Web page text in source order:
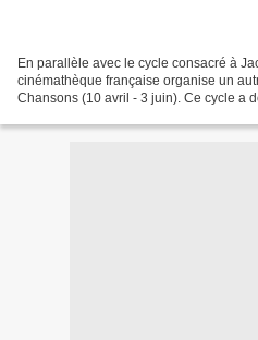
En parallèle avec le cycle consacré à
cinémathèque française organise un
Chansons (10 avril - 3 juin). Ce cycle a